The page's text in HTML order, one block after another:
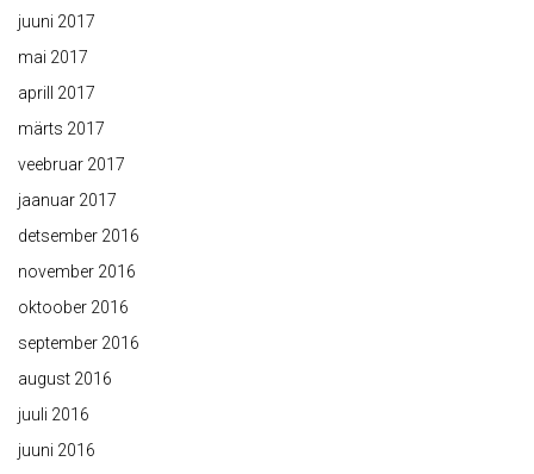
juuni 2017
mai 2017
aprill 2017
märts 2017
veebruar 2017
jaanuar 2017
detsember 2016
november 2016
oktoober 2016
september 2016
august 2016
juuli 2016
juuni 2016